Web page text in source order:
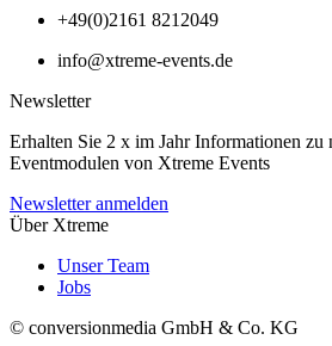
+49(0)2161 8212049
info@xtreme-events.de
Newsletter
Erhalten Sie 2 x im Jahr Informationen zu
Eventmodulen von Xtreme Events
Newsletter anmelden
Über Xtreme
Unser Team
Jobs
© conversionmedia GmbH & Co. KG